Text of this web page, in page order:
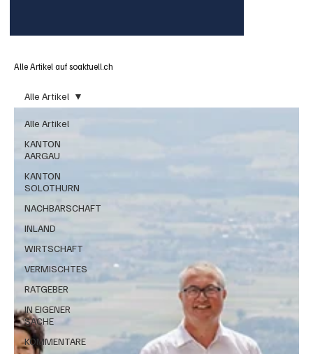
Alle Artikel auf soaktuell.ch
Alle Artikel
KANTON
AARGAU
KANTON
SOLOTHURN
NACHBARSCHAFT
INLAND
WIRTSCHAFT
VERMISCHTES
RATGEBER
IN EIGENER
SACHE
KOMMENTARE
Alle Artikel